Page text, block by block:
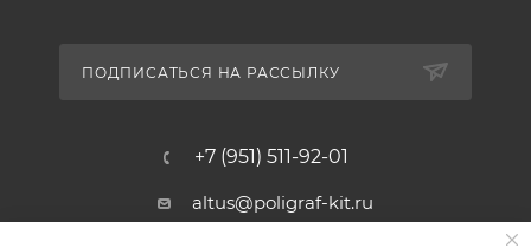
ПОДПИСАТЬСЯ НА РАССЫЛКУ
+7 (951) 511-92-01
altus@poligraf-kit.ru